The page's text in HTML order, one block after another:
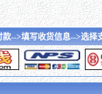
-->填写收货信息-->选